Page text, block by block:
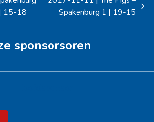
15-18
nextSpakenburg 1 | 19-15
sponsorsoren